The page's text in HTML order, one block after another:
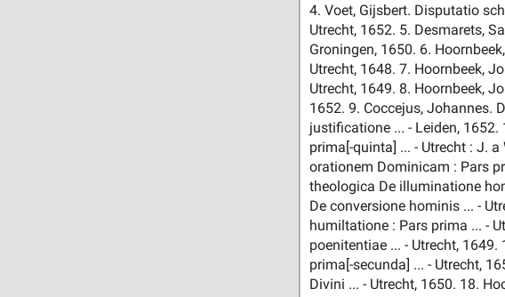
4. Voet, Gijsbert. Disputatio
Utrecht, 1652. 5. Desmarets,
Groningen, 1650. 6.
Utrecht, 1648. 7. Hoornbeek,
Utrecht, 1649. 8. Hoornbeek,
1652. 9. Coccejus, Johannes.
justificatione ... - Leiden,
prima[-quinta] ... - Utrecht : J.
orationem Dominicam : Pars
theologica De illuminatione
De conversione hominis ... -
humiltatione : Pars prima ... -
poenitentiae ... - Utrecht,
prima[-secunda] ... - Utrecht,
Divini ... - Utrecht, 1650. 18.